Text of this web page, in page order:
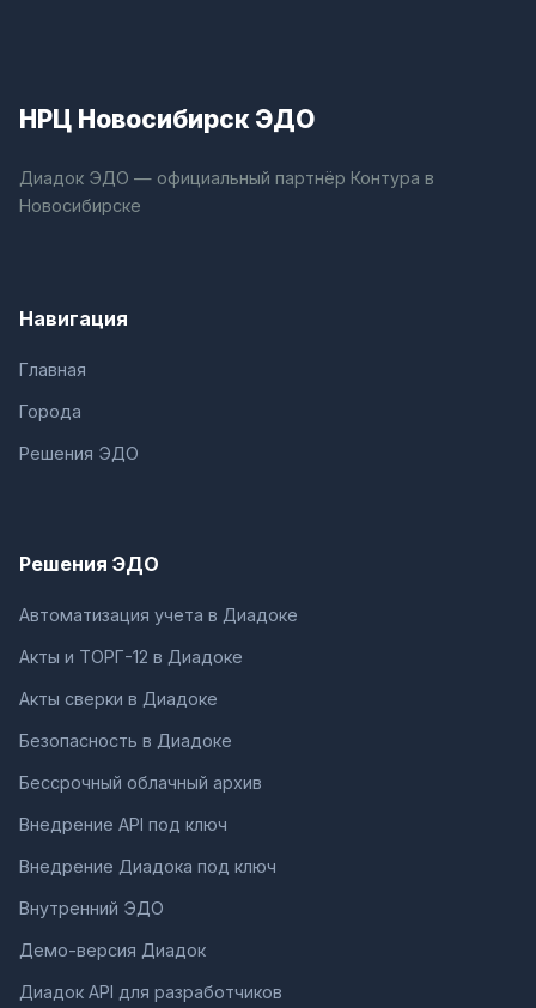
НРЦ Новосибирск ЭДО
Диадок ЭДО — официальный партнёр Контура в
Новосибирске
Навигация
Главная
Города
Решения ЭДО
Решения ЭДО
Автоматизация учета в Диадоке
Акты и ТОРГ-12 в Диадоке
Акты сверки в Диадоке
Безопасность в Диадоке
Бессрочный облачный архив
Внедрение API под ключ
Внедрение Диадока под ключ
Внутренний ЭДО
Демо-версия Диадок
Диадок API для разработчиков